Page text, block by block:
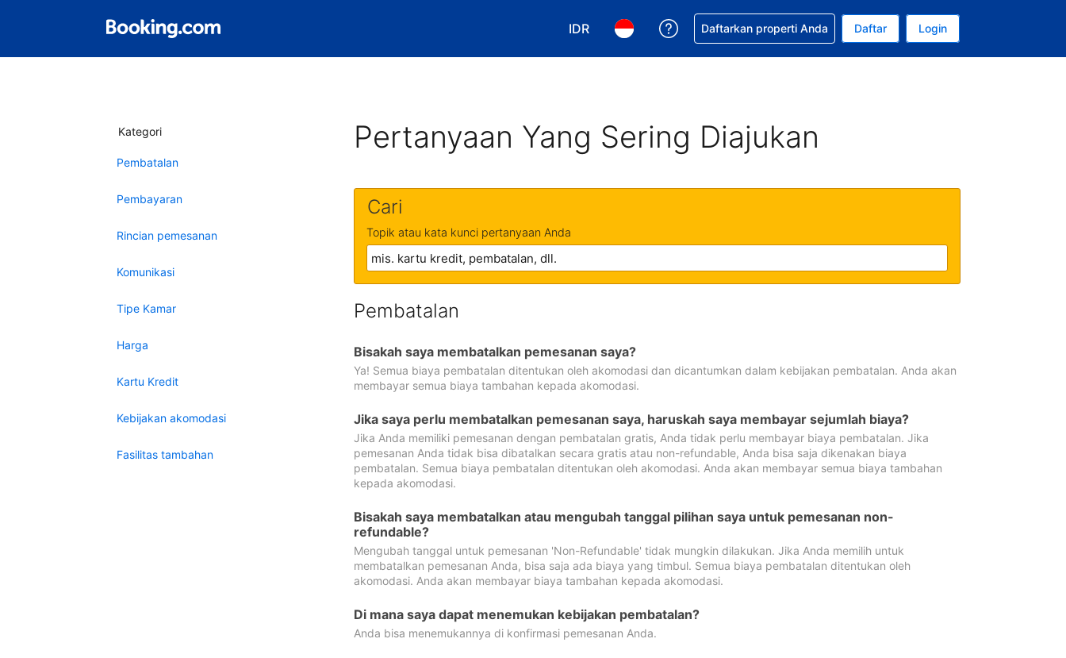
IDR
Pilih mata uang Anda. Mata uang Anda saat ini adalah Rupiah Indonesia
Pilih bahasa Anda. Bahasa Anda saat ini adalah Bahasa Indonesia
Dapatkan bantuan untuk pemesanan Anda
Daftarkan properti Anda Daftar Login
Kategori
Pembatalan
Pembayaran
Rincian pemesanan
Komunikasi
Tipe Kamar
Harga
Kartu Kredit
Kebijakan akomodasi
Fasilitas tambahan
Pertanyaan Yang Sering Diajukan
Cari
Topik atau kata kunci pertanyaan Anda
Pembatalan
Bisakah saya membatalkan pemesanan saya?
Ya! Semua biaya pembatalan ditentukan oleh akomodasi dan dicantumkan dalam kebijakan pembatalan. Anda akan
membayar semua biaya tambahan kepada akomodasi.
Jika saya perlu membatalkan pemesanan saya, haruskah saya membayar sejumlah biaya?
Jika Anda memiliki pemesanan dengan pembatalan gratis, Anda tidak perlu membayar biaya pembatalan. Jika
pemesanan Anda tidak bisa dibatalkan secara gratis atau non-refundable, Anda bisa saja dikenakan biaya
pembatalan. Semua biaya pembatalan ditentukan oleh akomodasi. Anda akan membayar semua biaya tambahan
kepada akomodasi.
Bisakah saya membatalkan atau mengubah tanggal pilihan saya untuk pemesanan non-
refundable?
Mengubah tanggal untuk pemesanan 'Non-Refundable' tidak mungkin dilakukan. Jika Anda memilih untuk
membatalkan pemesanan Anda, bisa saja ada biaya yang timbul. Semua biaya pembatalan ditentukan oleh
akomodasi. Anda akan membayar biaya tambahan kepada akomodasi.
Di mana saya dapat menemukan kebijakan pembatalan?
Anda bisa menemukannya di konfirmasi pemesanan Anda.